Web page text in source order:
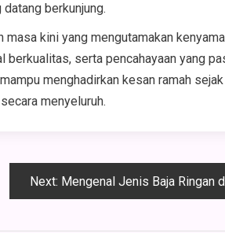
berkunjung.
kini yang mengutamakan
serta pencahayaan yang
menghadirkan kesan ramah
menyeluruh.
Next: Mengenal Jenis Baja Ringan